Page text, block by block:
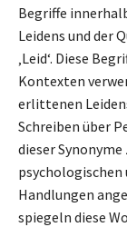
Begriffe
Leidens und der
‚Leid‘. Diese
Kontexten
erlittenen
Schreiben über
dieser
Handlungen
spiegeln diese